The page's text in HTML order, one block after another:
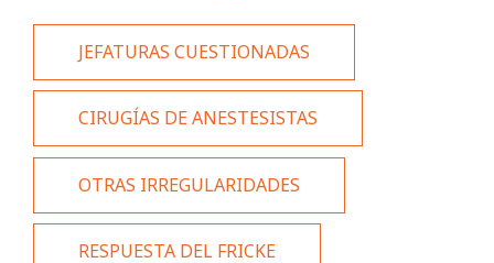
JEFATURAS CUESTIONADAS
CIRUGÍAS DE ANESTESISTAS
OTRAS IRREGULARIDADES
RESPUESTA DEL FRICKE